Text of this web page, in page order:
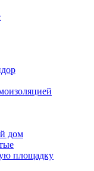
дом
площадку